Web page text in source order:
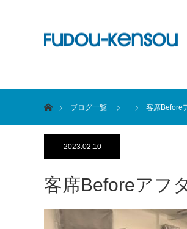
ブログ一覧
客席Before
2023.02.10
客席Beforeアフ